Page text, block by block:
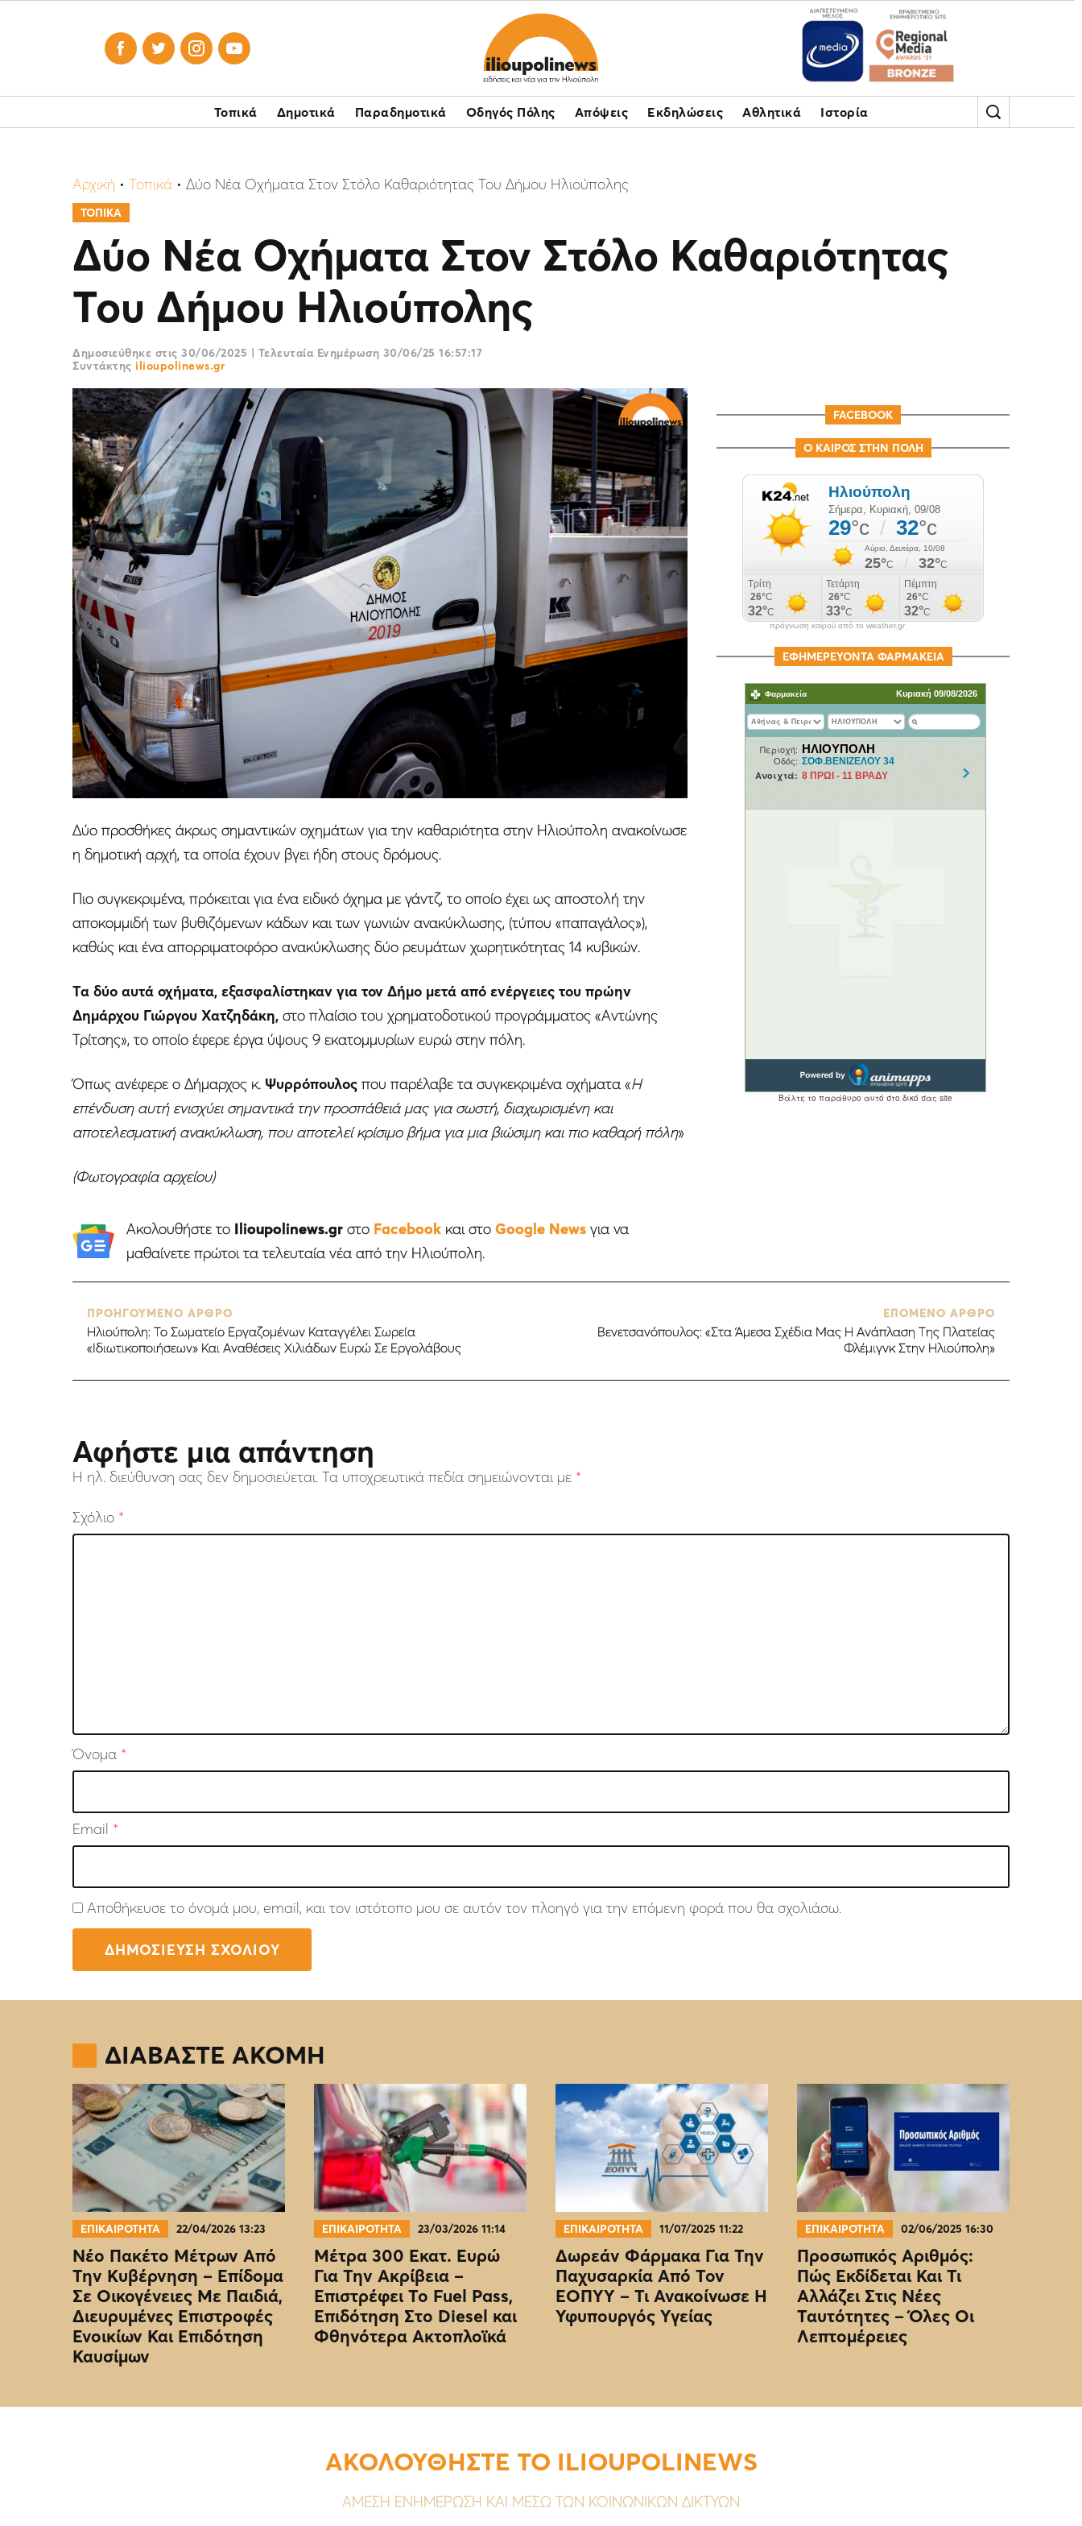
   
Τοπικά Δημοτικά Παραδημοτικά Οδηγός Πόλης Απόψεις Εκδηλώσεις Αθλητικά Ιστορία
Αρχική • Τοπικά • Δύο Νέα Οχήματα Στον Στόλο Καθαριότητας Του Δήμου Ηλιούπολης
ΤΟΠΙΚΑ
Δύο Νέα Οχήματα Στον Στόλο Καθαριότητας
Του Δήμου Ηλιούπολης
Δημοσιεύθηκε στις 30/06/2025 | Τελευταία Ενημέρωση 30/06/25 16:57:17
Συντάκτης ilioupolinews.gr
Δύο προσθήκες άκρως σημαντικών οχημάτων για την καθαριότητα στην Ηλιούπολη ανακοίνωσε
η δημοτική αρχή, τα οποία έχουν βγει ήδη στους δρόμους.
Πιο συγκεκριμένα, πρόκειται για ένα ειδικό όχημα με γάντζ, το οποίο έχει ως αποστολή την
αποκομμιδή των βυθιζόμενων κάδων και των γωνιών ανακύκλωσης, (τύπου «παπαγάλος»),
καθώς και ένα απορριματοφόρο ανακύκλωσης δύο ρευμάτων χωρητικότητας 14 κυβικών.
Τα δύο αυτά οχήματα, εξασφαλίστηκαν για τον Δήμο μετά από ενέργειες του πρώην
Δημάρχου Γιώργου Χατζηδάκη, στο πλαίσιο του χρηματοδοτικού προγράμματος «Αντώνης
Τρίτσης», το οποίο έφερε έργα ύψους 9 εκατομμυρίων ευρώ στην πόλη.
Όπως ανέφερε ο Δήμαρχος κ. Ψυρρόπουλος που παρέλαβε τα συγκεκριμένα οχήματα «Η
επένδυση αυτή ενισχύει σημαντικά την προσπάθειά μας για σωστή, διαχωρισμένη και
αποτελεσματική ανακύκλωση, που αποτελεί κρίσιμο βήμα για μια βιώσιμη και πιο καθαρή πόλη»
(Φωτογραφία αρχείου)
Ακολουθήστε το Ilioupolinews.grστο Facebookκαι στο Google Newsγια να
μαθαίνετε πρώτοι τα τελευταία νέα από την Ηλιούπολη.
FACEBOOK
Ο ΚΑΙΡΟΣ ΣΤΗΝ ΠΟΛΗ
πρόγνωση καιρού από το weather.gr
ΕΦΗΜΕΡΕΥΟΝΤΑ ΦΑΡΜΑΚΕΙΑ
ΠΡΟΗΓΟΥΜΕΝΟ ΑΡΘΡΟ
Ηλιούπολη: Το Σωματείο Εργαζομένων Καταγγέλει Σωρεία
«Ιδιωτικοποιήσεων» Και Αναθέσεις Χιλιάδων Ευρώ Σε Εργολάβους
ΕΠΟΜΕΝΟ ΑΡΘΡΟ
Βενετσανόπουλος: «Στα Άμεσα Σχέδια Μας Η Ανάπλαση Της Πλατείας
Φλέμιγνκ Στην Ηλιούπολη»
Αφήστε μια απάντηση
Η ηλ. διεύθυνση σας δεν δημοσιεύεται. Τα υποχρεωτικά πεδία σημειώνονται με *
Σχόλιο *
Όνομα *
Email *
Αποθήκευσε το όνομά μου, email, και τον ιστότοπο μου σε αυτόν τον πλοηγό για την επόμενη φορά που θα σχολιάσω.
ΔΙΑΒΑΣΤΕ ΑΚΟΜΗ
ΕΠΙΚΑΙΡΟΤΗΤΑ 22/04/2026 13:23
Νέο Πακέτο Μέτρων Από
Την Κυβέρνηση – Επίδομα
Σε Οικογένειες Με Παιδιά,
Διευρυμένες Επιστροφές
Ενοικίων Και Επιδότηση
Καυσίμων
ΕΠΙΚΑΙΡΟΤΗΤΑ 23/03/2026 11:14
Μέτρα 300 Εκατ. Ευρώ
Για Την Ακρίβεια –
Επιστρέφει Το Fuel Pass,
Επιδότηση Στο Diesel και
Φθηνότερα Ακτοπλοϊκά
ΕΠΙΚΑΙΡΟΤΗΤΑ 11/07/2025 11:22
Δωρεάν Φάρμακα Για Την
Παχυσαρκία Από Τον
EOΠΥΥ – Τι Ανακοίνωσε Η
Υφυπουργός Υγείας
ΕΠΙΚΑΙΡΟΤΗΤΑ 02/06/2025 16:30
Προσωπικός Αριθμός:
Πώς Εκδίδεται Και Τι
Αλλάζει Στις Νέες
Ταυτότητες – Όλες Οι
Λεπτομέρειες
ΑΚΟΛΟΥΘΗΣΤΕ ΤΟ ILIOUPOLINEWS
ΑΜΕΣΗ ΕΝΗΜΕΡΩΣΗ ΚΑΙ ΜΕΣΩ ΤΩΝ ΚΟΙΝΩΝΙΚΩΝ ΔΙΚΤΥΩΝ